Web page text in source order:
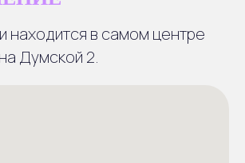
находится в самом центре
Думской 2.